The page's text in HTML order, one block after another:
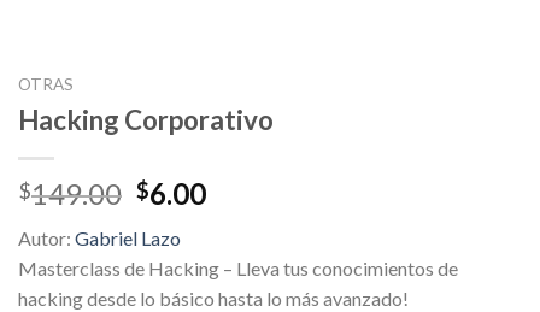
OTRAS
Hacking Corporativo
$149.00 Original
was:
$149.00.
$6.00Current
$6.00.
Autor: Gabriel Lazo
Masterclass de Hacking – Lleva tus conocimientos de
hacking desde lo básico hasta lo más avanzado!